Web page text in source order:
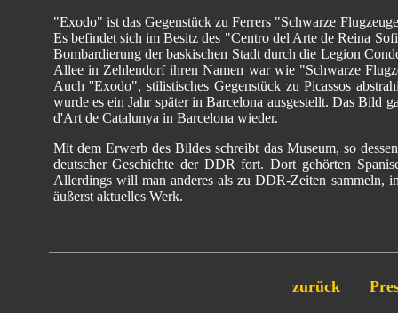
"Exodo" ist das Gegenstück zu Ferrers "Schwarze
Es befindet sich im Besitz des "Centro del Arte de Reina
Bombardierung der baskischen Stadt durch die Legion
Allee in Zehlendorf ihren Namen war wie "Schwarze
Auch ''Exodo", stilistisches Gegenstück zu Picassos
wurde es ein Jahr später in Barcelona ausgestellt. Das Bild
d'Art de Catalunya in Barcelona wieder.
Mit dem Erwerb des Bildes schreibt das Museum, so
deutscher Geschichte der DDR fort. Dort gehörten
Allerdings will man anderes als zu DDR-Zeiten sammeln,
äußerst aktuelles Werk.
zurück